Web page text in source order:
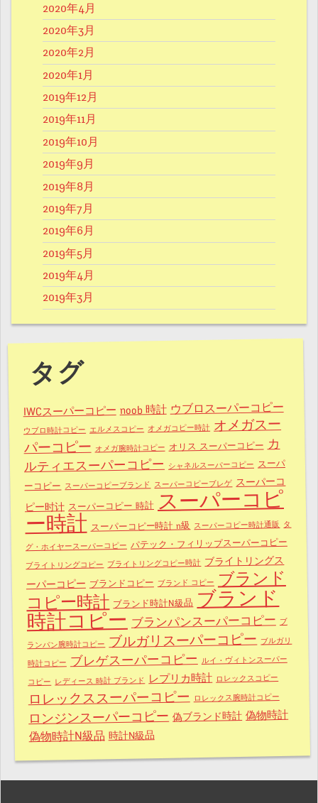
2020年4月
2020年3月
2020年2月
2020年1月
2019年12月
2019年11月
2019年10月
2019年9月
2019年8月
2019年7月
2019年6月
2019年5月
2019年4月
2019年3月
タグ
IWCスーパーコピー noob 時計 ウブロスーパーコピー
ウブロ時計コピー エルメスコピー オメガコピー時計 オメガスー
パーコピー オメガ腕時計コピー オリス スーパーコピー カ
ルティエスーパーコピー シャネルスーパーコピー スーパ
ーコピー スーパーコピーブランド スーパーコピーブレゲ スーパーコ
ピー时计 スーパーコピー 時計 スーパーコピ
ー時計 スーパーコピー時計 n級 スーパーコピー時計通販 タ
グ・ホイヤースーパーコピー パテック・フィリップスーパーコピー
ブライトリングコピー ブライトリングコピー時計 ブライトリングス
ーパーコピー ブランドコピー ブランド コピー ブランド
コピー時計 ブランド時計N級品 ブランド
時計コピー ブランパンスーパーコピー ブ
ランパン腕時計コピー ブルガリスーパーコピー ブルガリ
時計コピー ブレゲスーパーコピー ルイ・ヴィトンスーパー
コピー レディース 時計 ブランド レプリカ時計 ロレックスコピー
ロレックススーパーコピー ロレックス腕時計コピー
ロンジンスーパーコピー 偽ブランド時計 偽物時計
偽物時計N級品 時計N級品